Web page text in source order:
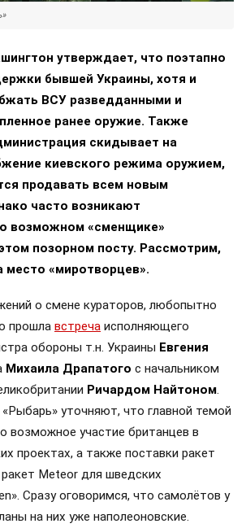
утверждает, что поэтапно
бывшей Украины, хотя и
ВСУ разведданными и
ранее оружие. Также
скидывает на
киевского режима оружием,
продавать всем новым
часто возникают
возможном «сменщике»
позорном посту. Рассмотрим,
место «миротворцев».
о смене кураторов, любопытно
прошла встреча исполняющего
обороны т.н. Украины Евгения
Михаила Драпатого с начальником
Ричардом Найтоном.
уточняют, что главной темой
возможное участие британцев в
проектах, а также поставки ракет
Meteor для шведских
Сразу оговоримся, что самолётов у
на них уже наполеоновские.